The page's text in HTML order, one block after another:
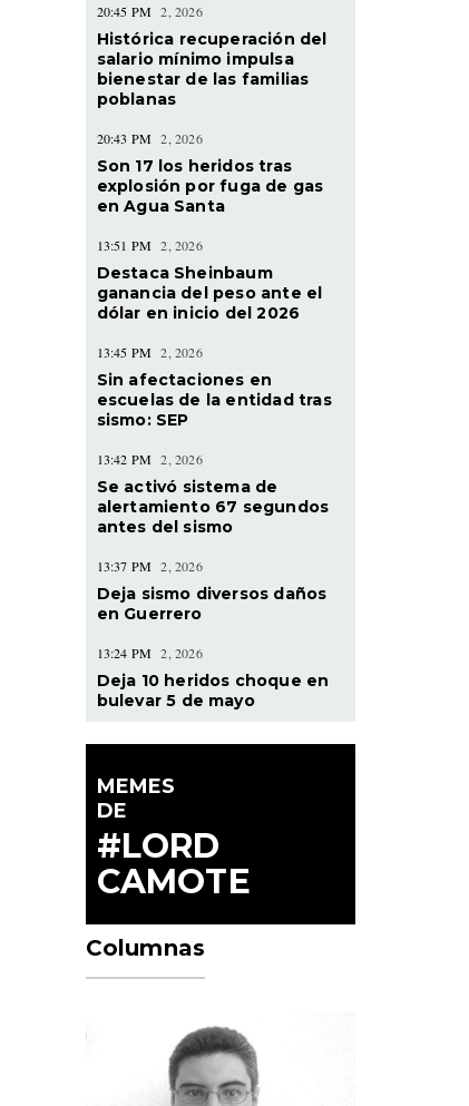
20:45 PM 2, 2026
Histórica recuperación del
salario mínimo impulsa
bienestar de las familias
poblanas
20:43 PM 2, 2026
Son 17 los heridos tras
explosión por fuga de gas
en Agua Santa
13:51 PM 2, 2026
Destaca Sheinbaum
ganancia del peso ante el
dólar en inicio del 2026
13:45 PM 2, 2026
Sin afectaciones en
escuelas de la entidad tras
sismo: SEP
13:42 PM 2, 2026
Se activó sistema de
alertamiento 67 segundos
antes del sismo
13:37 PM 2, 2026
Deja sismo diversos daños
en Guerrero
13:24 PM 2, 2026
Deja 10 heridos choque en
bulevar 5 de mayo
MEMES
DE
#LORD
CAMOTE
Columnas